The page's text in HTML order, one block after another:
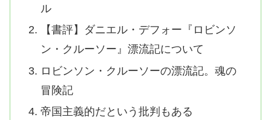
ル
【書評】ダニエル・デフォー『ロビンソ
ン・クルーソー』漂流記について
ロビンソン・クルーソーの漂流記。魂の
冒険記
帝国主義的だという批判もある